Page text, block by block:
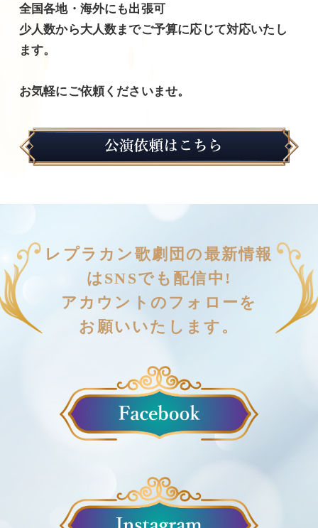
全国各地・海外にも出張可
少人数から大人数までご予算に応じて対応いたし
ます。
お気軽にご依頼くださいませ。
レプラカン歌劇団の最新情報
はSNSでも配信中!
アカウントのフォローを
お願いいたします。